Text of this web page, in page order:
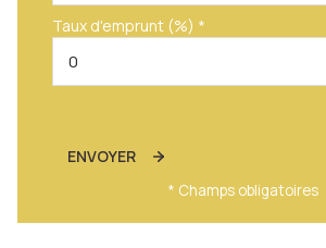
Taux d'emprunt (%) *
ENVOYER
* Champs obligatoires